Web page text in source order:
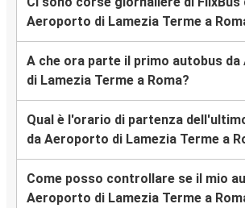
Aeroporto di Lamezia Terme a
A che ora parte il primo autobus
di Lamezia Terme a Roma?
Qual è l'orario di partenza
da Aeroporto di Lamezia Terme a
Come posso controllare se il mio
Aeroporto di Lamezia Terme a